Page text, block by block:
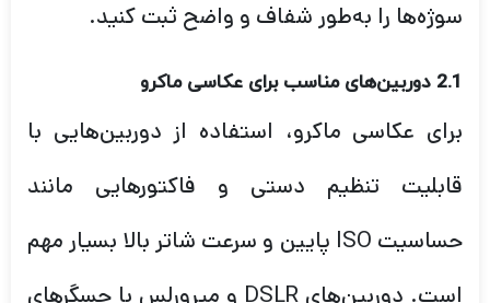
سوژه‌ها را به‌طور شفاف و واضح ثبت کنید.
2.1 دوربین‌های مناسب برای عکاسی ماکرو
برای عکاسی ماکرو، استفاده از دوربین‌هایی با
قابلیت تنظیم دستی و فاکتورهایی مانند
حساسیت ISO پایین و سرعت شاتر بالا بسیار مهم
است. دوربین‌های DSLR و میرورلس با حسگرهای